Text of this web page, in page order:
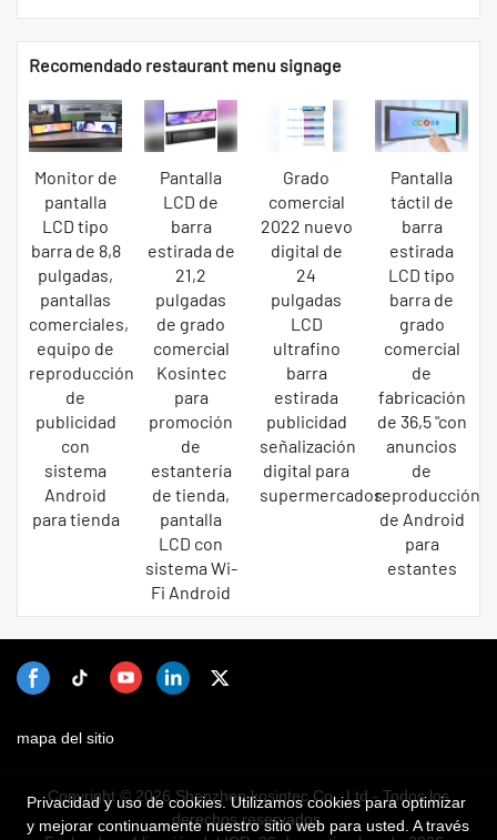
Recomendado restaurant menu signage
Monitor de
pantalla
LCD tipo
barra de 8,8
pulgadas,
pantallas
comerciales,
equipo de
reproducción
de
publicidad
con
sistema
Android
para tienda
Pantalla
LCD de
barra
estirada de
21,2
pulgadas
de grado
comercial
Kosintec
para
promoción
de
estantería
de tienda,
pantalla
LCD con
sistema Wi-
Fi Android
Grado
comercial
2022 nuevo
digital de
24
pulgadas
LCD
ultrafino
barra
estirada
publicidad
señalización
digital para
supermercados
Pantalla
táctil de
barra
estirada
LCD tipo
barra de
grado
comercial
de
fabricación
de 36,5 "con
anuncios
de
reproducción
de Android
para
estantes
mapa del sitio
Copyright © 2026 Shenzhen kosintec Co., Ltd - Todos los
derechos reservados.
Privacidad y uso de cookies. Utilizamos cookies para optimizar
y mejorar continuamente nuestro sitio web para usted. A través